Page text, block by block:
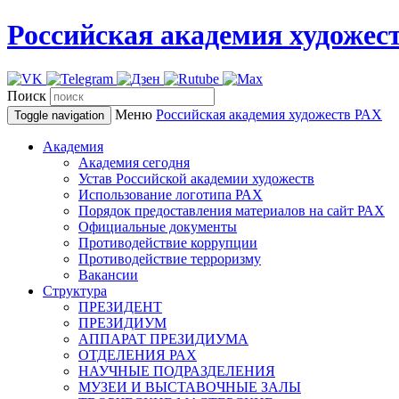
Российская академия
Поиск
Toggle navigation Меню Российская академия художеств РАХ
Академия
Академия сегодня
Устав Российской академии художеств
Использование логотипа РАХ
Порядок предоставления материалов на сайт РАХ
Официальные документы
Противодействие коррупции
Противодействие терроризму
Вакансии
Структура
ПРЕЗИДЕНТ
ПРЕЗИДИУМ
АППАРАТ ПРЕЗИДИУМА
ОТДЕЛЕНИЯ РАХ
НАУЧНЫЕ ПОДРАЗДЕЛЕНИЯ
МУЗЕИ И ВЫСТАВОЧНЫЕ ЗАЛЫ